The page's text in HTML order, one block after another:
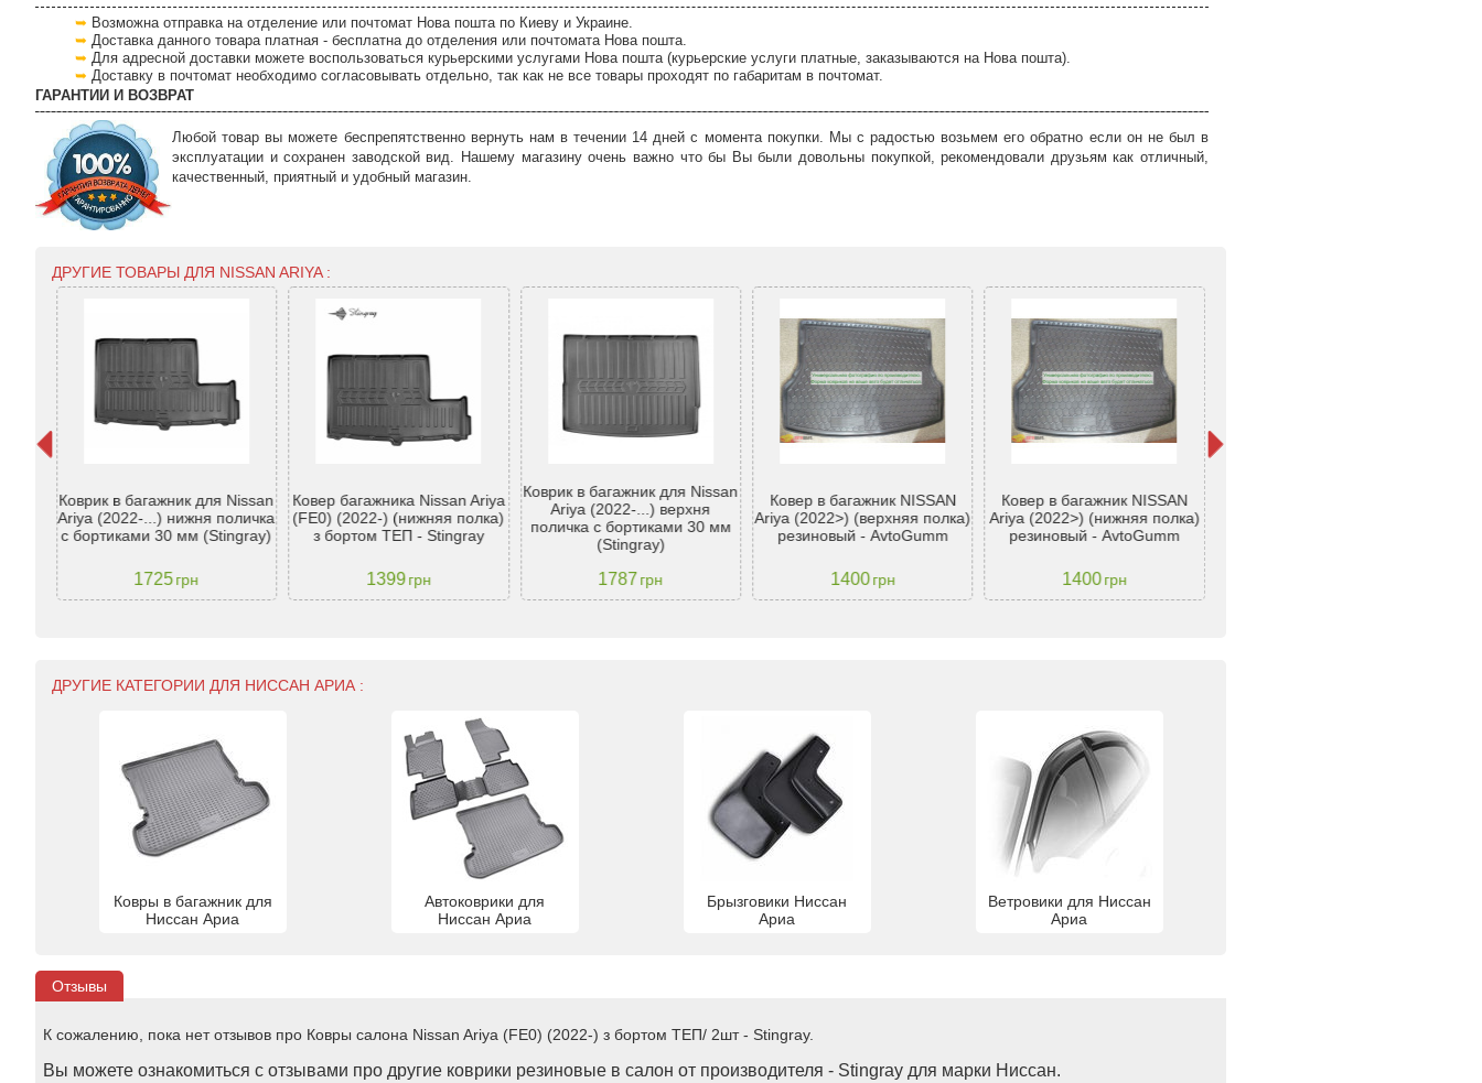
Возможна отправка на отделение или почтомат Нова пошта по Киеву и Украине.
Доставка данного товара платная - бесплатна до отделения или почтомата Нова пошта.
Для адресной доставки можете воспользоваться курьерскими услугами Нова пошта (курьерские услуги платные, заказываются на Нова пошта).
Доставку в почтомат необходимо согласовывать отдельно, так как не все товары проходят по габаритам в почтомат.
ГАРАНТИИ И ВОЗВРАТ
Любой товар вы можете беспрепятственно вернуть нам в течении 14 дней с момента покупки. Мы с радостью возьмем его обратно если он не был в
эксплуатации и сохранен заводской вид. Нашему магазину очень важно что бы Вы были довольны покупкой, рекомендовали друзьям как отличный,
качественный, приятный и удобный магазин.
ДРУГИЕ ТОВАРЫ ДЛЯ NISSAN ARIYA :
Коврик в багажник для Nissan
Ariya (2022-...) нижня поличка
с бортиками 30 мм (Stingray)
1725грн
Ковер багажника Nissan Ariya
(FE0) (2022-) (нижняя полка)
з бортом ТЕП - Stingray
1399грн
Коврик в багажник для Nissan
Ariya (2022-...) верхня
поличка с бортиками 30 мм
(Stingray)
1787грн
Ковер в багажник NISSAN
Ariya (2022>) (верхняя полка)
резиновый - AvtoGumm
1400 грн
Ковер в багажник NISSAN
Ariya (2022>) (нижняя полка)
резиновый - AvtoGumm
1400грн
ДРУГИЕ КАТЕГОРИИ ДЛЯ НИССАН АРИА :
Ковры в багажник для
Ниссан Ариа
Автоковрики для
Ниссан Ариа
Брызговики Ниссан
Ариа
Ветровики для Ниссан
Ариа
Отзывы
К сожалению, пока нет отзывов про Ковры салона Nissan Ariya (FE0) (2022-) з бортом ТЕП/ 2шт - Stingray.
Вы можете ознакомиться с отзывами про другие коврики резиновые в салон от производителя - Stingray для марки Ниссан.